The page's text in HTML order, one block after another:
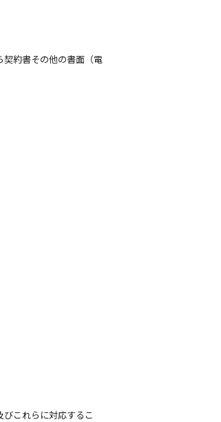
約書その他の書面（電
これらに対応するこ